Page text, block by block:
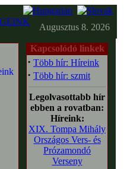
Augusztus 8. 2026
Kapcsolódó linkek
· Több hír: Híreink
· Több hír: szmit
Legolvasottabb hír
ebben a rovatban:
Híreink:
XIX. Tompa Mihály
Országos Vers- és
Prózamondó
Verseny